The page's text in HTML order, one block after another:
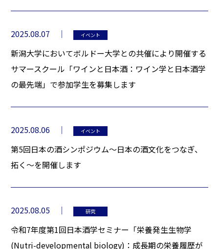
2025.08.07 イベント
新潟大学においてボルドー大学との共催により開催する
サマースクール「ワインと日本酒：ワイン学と日本酒学
の最先端」で参加学生を募集します
2025.08.06 イベント
第5回日本の酒シンポジウム～日本の酒文化をつなぎ、
拓く～を開催します
2025.08.05 研究
令和7年度第1回日本酒学セミナー「栄養発生生物学
(Nutri-developmental biology)：成長期の栄養履歴が